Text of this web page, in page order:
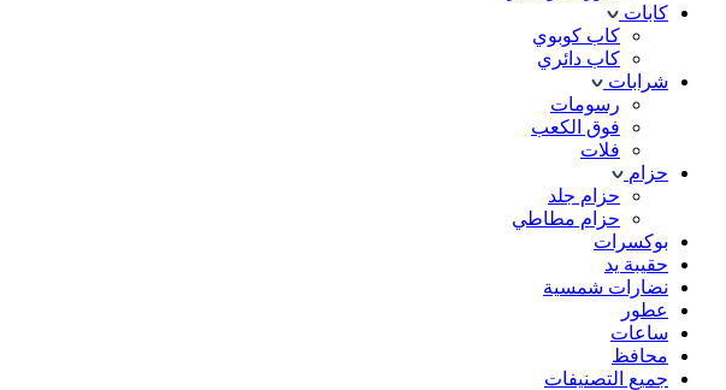
كابات
كاب كوبوي
كاب دائري
شرابات
رسومات
فوق الكعب
فلات
حزام
حزام جلد
حزام مطاطي
بوكسرات
حقيبة يد
نضارات شمسية
عطور
ساعات
محافظ
جميع التصنيفات